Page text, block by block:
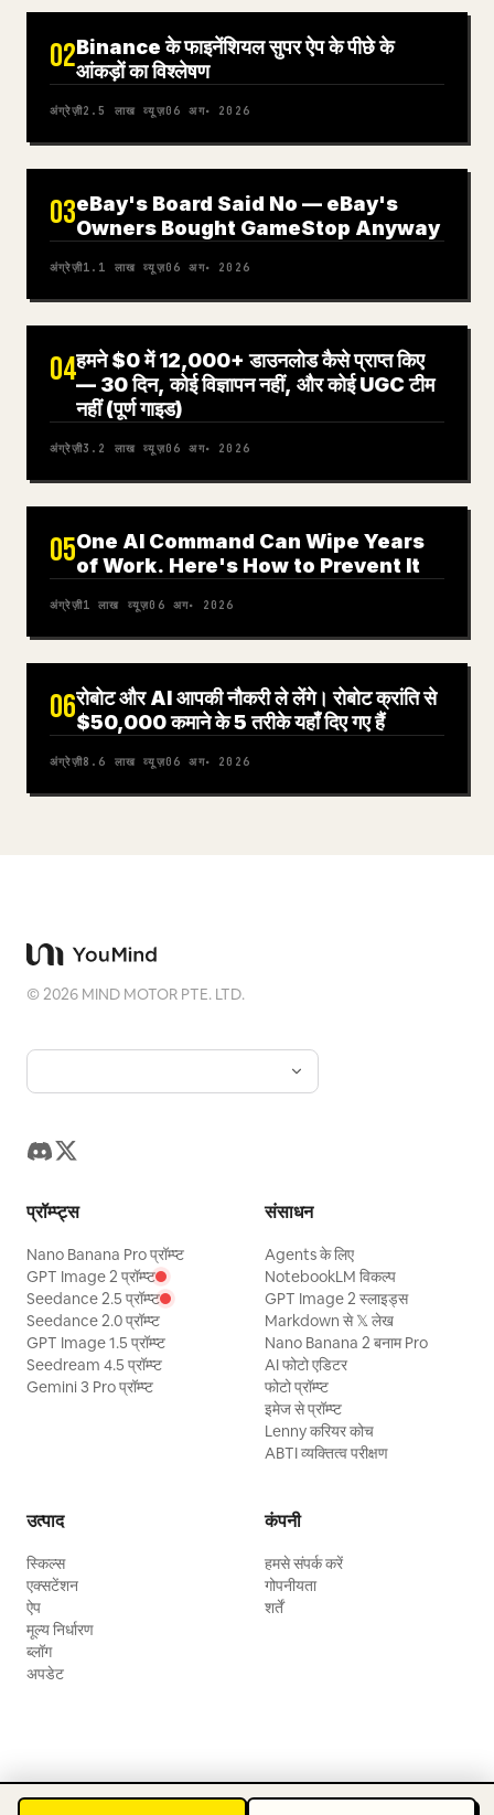
02Binance के फाइनेंशियल सुपर ऐप के पीछे के
आंकड़ों का विश्लेषण
अंग्रेज़ी2.5 लाख व्यूज़06 अग॰ 2026
03eBay's Board Said No — eBay's
Owners Bought GameStop Anyway
अंग्रेज़ी1.1 लाख व्यूज़06 अग॰ 2026
04हमने $0 में 12,000+ डाउनलोड कैसे प्राप्त किए
— 30 दिन, कोई विज्ञापन नहीं, और कोई UGC टीम
नहीं (पूर्ण गाइड)
अंग्रेज़ी3.2 लाख व्यूज़06 अग॰ 2026
05One AI Command Can Wipe Years
of Work. Here's How to Prevent It
अंग्रेज़ी1 लाख व्यूज़06 अग॰ 2026
06रोबोट और AI आपकी नौकरी ले लेंगे। रोबोट क्रांति से
$50,000 कमाने के 5 तरीके यहाँ दिए गए हैं
अंग्रेज़ी8.6 लाख व्यूज़06 अग॰ 2026
©2026 MIND MOTOR PTE. LTD.
प्रॉम्प्ट्स
Nano Banana Pro प्रॉम्प्ट
GPT Image 2 प्रॉम्प्ट
Seedance 2.5 प्रॉम्प्ट
Seedance 2.0 प्रॉम्प्ट
GPT Image 1.5 प्रॉम्प्ट
Seedream 4.5 प्रॉम्प्ट
Gemini 3 Pro प्रॉम्प्ट
संसाधन
Agents के लिए
NotebookLM विकल्प
GPT Image 2 स्लाइड्स
Markdown से 𝕏 लेख
Nano Banana 2 बनाम Pro
AI फोटो एडिटर
फोटो प्रॉम्प्ट
इमेज से प्रॉम्प्ट
Lenny करियर कोच
ABTI व्यक्तित्व परीक्षण
उत्पाद
स्किल्स
एक्सटेंशन
ऐप
मूल्य निर्धारण
ब्लॉग
अपडेट
कंपनी
हमसे संपर्क करें
गोपनीयता
शर्तें